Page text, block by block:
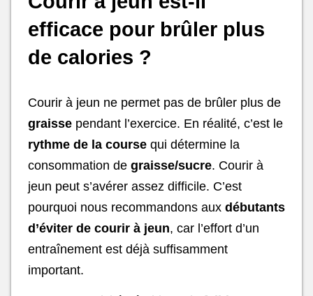
efficace pour brûler plus
de calories ?
Courir à jeun ne permet pas de brûler plus de
graisse pendant l’exercice. En réalité, c’est le
rythme de la course qui détermine la
consommation de graisse/sucre. Courir à
jeun peut s’avérer assez difficile. C’est
pourquoi nous recommandons aux débutants
d’éviter de courir à jeun, car l’effort d’un
entraînement est déjà suffisamment
important.